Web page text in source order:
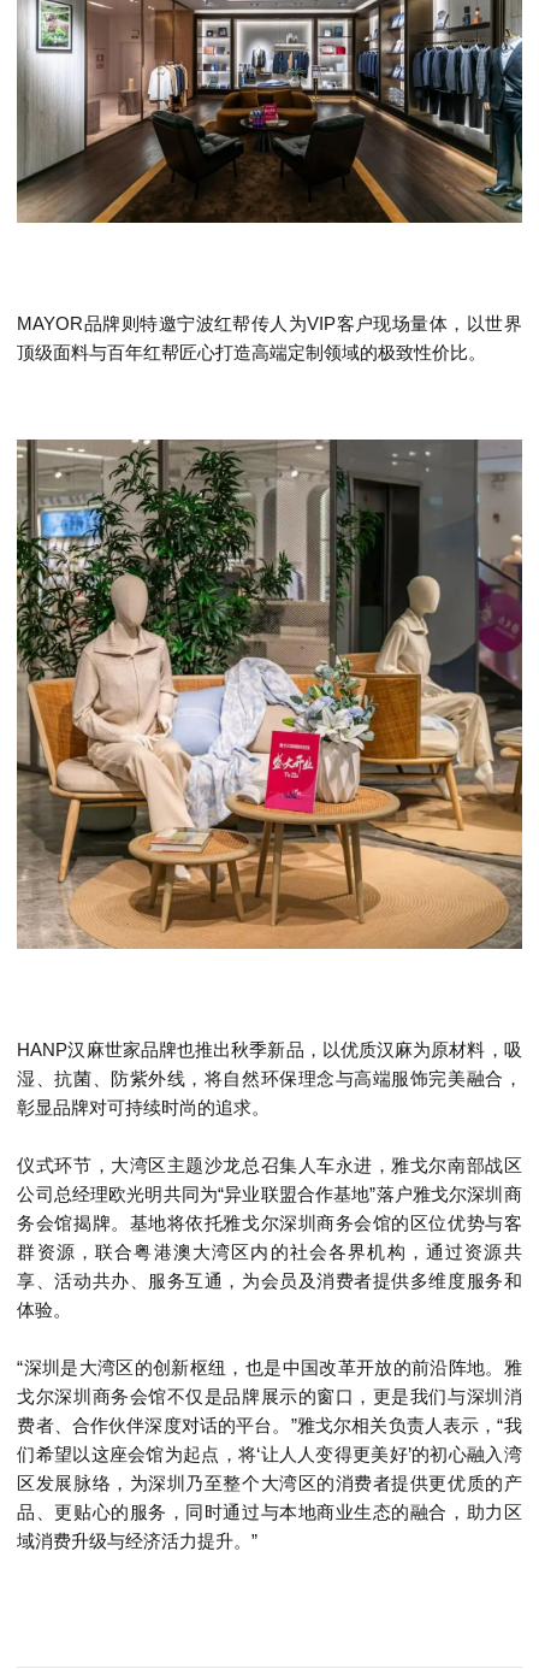
MAYOR品牌则特邀宁波红帮传人为VIP客户现场量体，以世界
顶级面料与百年红帮匠心打造高端定制领域的极致性价比。
HANP汉麻世家品牌也推出秋季新品，以优质汉麻为原材料，吸
湿、抗菌、防紫外线，将自然环保理念与高端服饰完美融合，
彰显品牌对可持续时尚的追求。
仪式环节，大湾区主题沙龙总召集人车永进，雅戈尔南部战区
公司总经理欧光明共同为“异业联盟合作基地”落户雅戈尔深圳商
务会馆揭牌。基地将依托雅戈尔深圳商务会馆的区位优势与客
群资源，联合粤港澳大湾区内的社会各界机构，通过资源共
享、活动共办、服务互通，为会员及消费者提供多维度服务和
体验。
“深圳是大湾区的创新枢纽，也是中国改革开放的前沿阵地。雅
戈尔深圳商务会馆不仅是品牌展示的窗口，更是我们与深圳消
费者、合作伙伴深度对话的平台。”雅戈尔相关负责人表示，“我
们希望以这座会馆为起点，将‘让人人变得更美好’的初心融入湾
区发展脉络，为深圳乃至整个大湾区的消费者提供更优质的产
品、更贴心的服务，同时通过与本地商业生态的融合，助力区
域消费升级与经济活力提升。”